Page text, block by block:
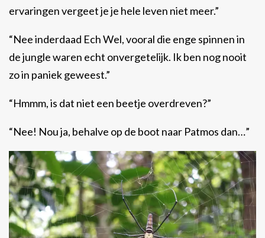
ervaringen vergeet je je hele leven niet meer.”
“Nee inderdaad Ech Wel, vooral die enge spinnen in
de jungle waren echt onvergetelijk. Ik ben nog nooit
zo in paniek geweest.”
“Hmmm, is dat niet een beetje overdreven?”
“Nee! Nou ja, behalve op de boot naar Patmos dan…”